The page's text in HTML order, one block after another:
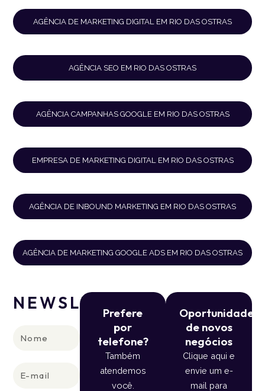
AGÊNCIA DE MARKETING DIGITAL EM RIO DAS OSTRAS
AGÊNCIA SEO EM RIO DAS OSTRAS
AGÊNCIA CAMPANHAS GOOGLE EM RIO DAS OSTRAS
EMPRESA DE MARKETING DIGITAL EM RIO DAS OSTRAS
AGÊNCIA DE INBOUND MARKETING EM RIO DAS OSTRAS
AGÊNCIA DE MARKETING GOOGLE ADS EM RIO DAS OSTRAS
NEWSLETTER
Prefere
por
telefone?
Também
atendemos
você.
Oportunidade
de novos
negócios
Clique aqui e
envie um e-
mail para